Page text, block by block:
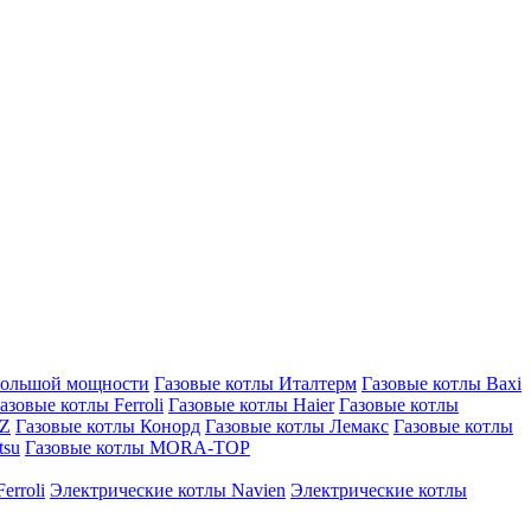
мощности Газовые котлы Италтерм Газовые котлы Baxi
котлы Ferroli Газовые котлы Haier Газовые котлы
Газовые котлы Конорд Газовые котлы Лемакс Газовые котлы
Газовые котлы MORA-TOP
Электрические котлы Navien Электрические котлы